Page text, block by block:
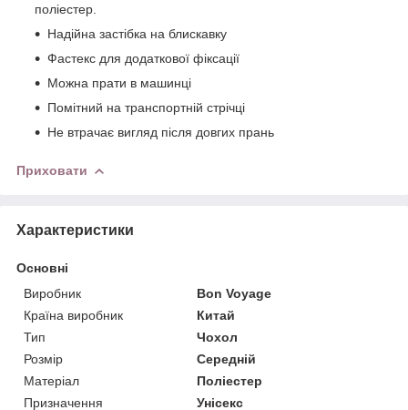
поліестер.
Надійна застібка на блискавку
Фастекс для додаткової фіксації
Можна прати в машинці
Помітний на транспортній стрічці
Не втрачає вигляд після довгих прань
Приховати
Характеристики
Основні
Виробник
Bon Voyage
Країна виробник
Китай
Тип
Чохол
Розмір
Середній
Матеріал
Поліестер
Призначення
Унісекс